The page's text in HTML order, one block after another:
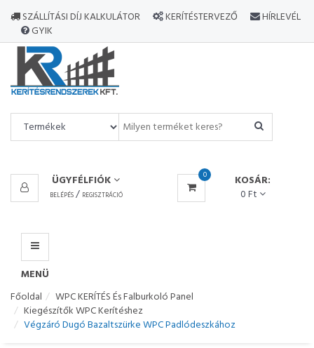
SZÁLLÍTÁSI DÍJ KALKULÁTOR KERÍTÉSTERVEZŐ
HÍRLEVÉL
GYIK
ÜGYFÉLFIÓK
BELÉPÉS/ REGISZTRÁCIÓ
0
KOSÁR:
0 Ft
MENÜ
MINDEN
TERMÉK
MENÜ
Főoldal
WPC KERÍTÉS És Falburkoló Panel
Kiegészítők WPC Kerítéshez
Végzáró Dugó Bazaltszürke WPC Padlódeszkához